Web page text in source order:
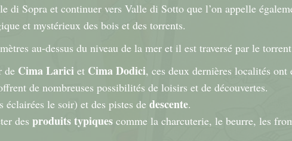
di Sopra et continuer vers Valle di Sotto que l’on appelle
et mystérieux des bois et des torrents.
au-dessus du niveau de la mer et il est traversé par le
de Cima Larici et Cima Dodici, ces deux dernières localités
de nombreuses possibilités de loisirs et de découvertes.
éclairées le soir) et des pistes de descente.
des produits typiques comme la charcuterie, le beurre, les